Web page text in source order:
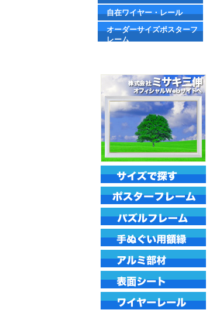
自在ワイヤー・レール
オーダーサイズポスターフ
レーム